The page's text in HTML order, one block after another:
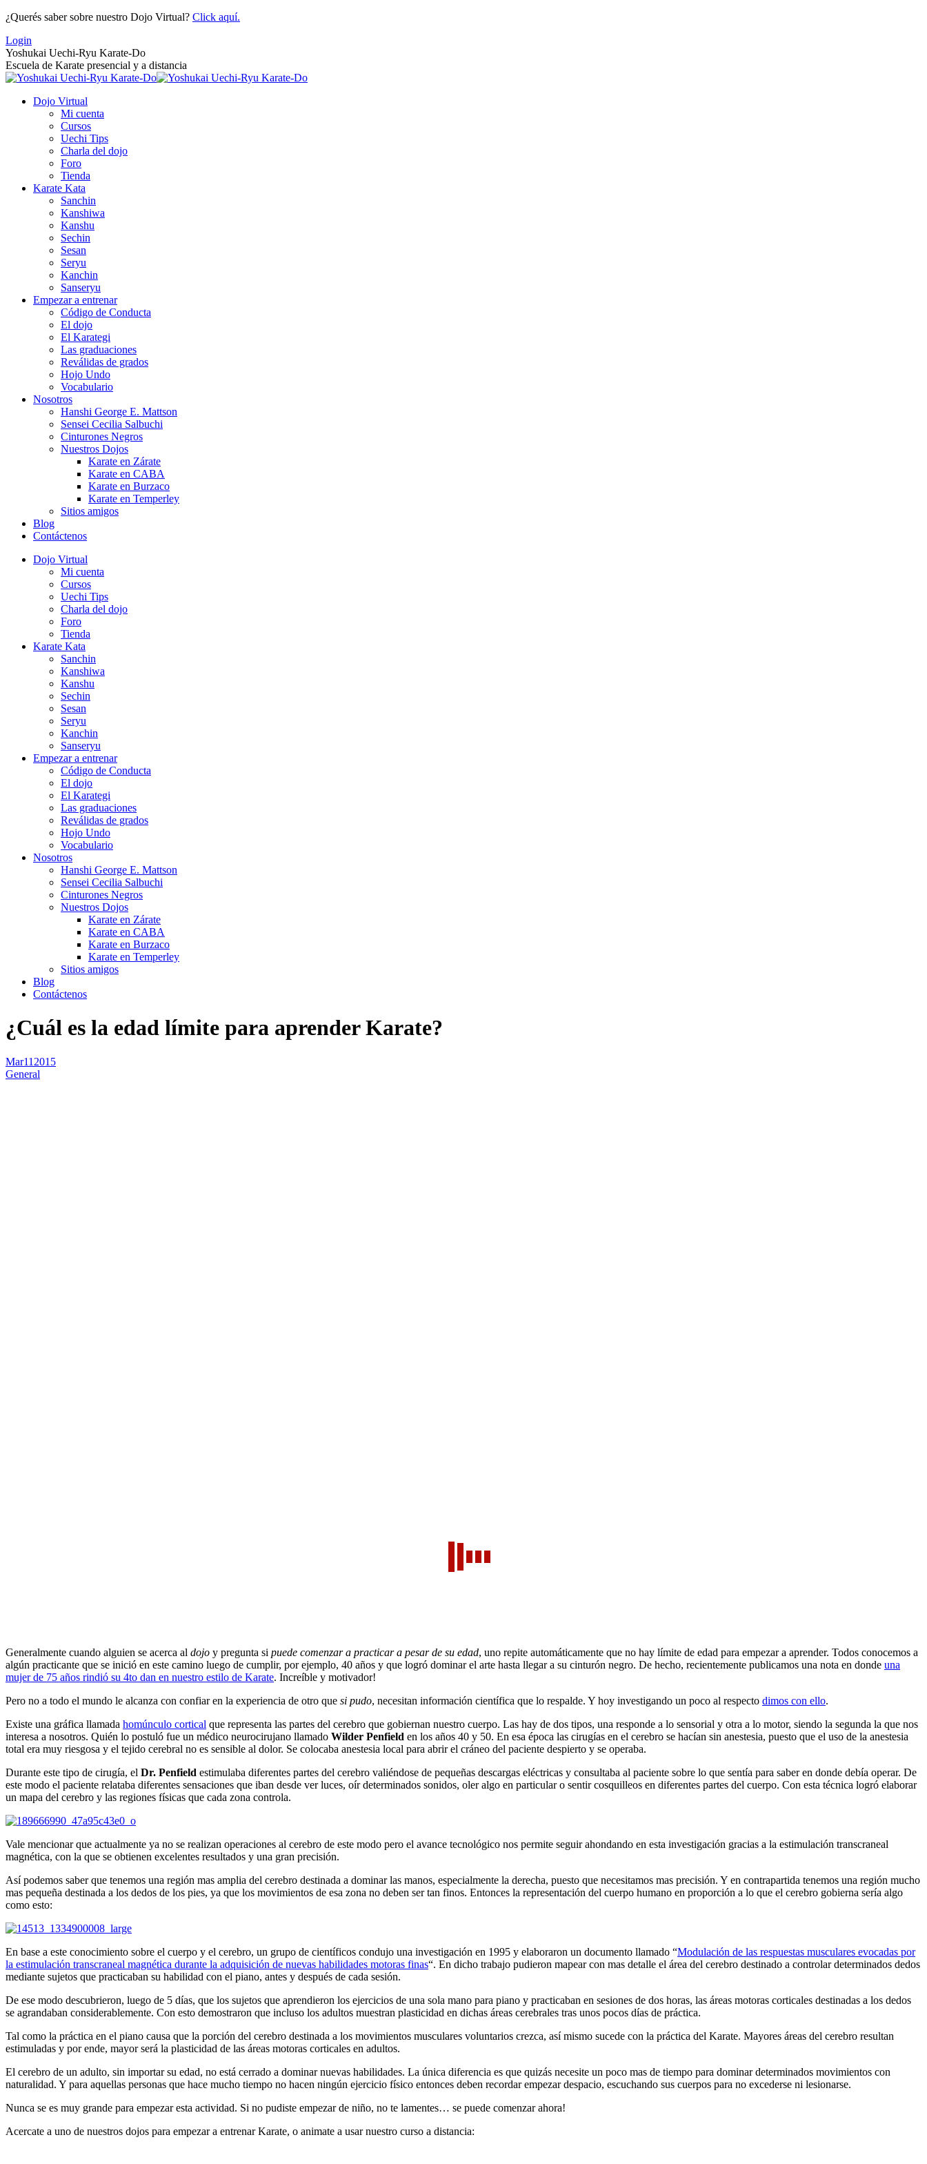
Saltar
contenido
¿Querés saber sobre nuestro Dojo Virtual? Click aquí.
Login
Yoshukai Uechi-Ryu Karate-Do
Escuela de Karate presencial y a distancia
Dojo Virtual
Mi cuenta
Cursos
Uechi Tips
Charla del dojo
Foro
Tienda
Karate Kata
Sanchin
Kanshiwa
Kanshu
Sechin
Sesan
Seryu
Kanchin
Sanseryu
Empezar a entrenar
Código de Conducta
El dojo
El Karategi
Las graduaciones
Reválidas de grados
Hojo Undo
Vocabulario
Nosotros
Hanshi George E. Mattson
Sensei Cecilia Salbuchi
Cinturones Negros
Nuestros Dojos
Karate en Zárate
Karate en CABA
Karate en Burzaco
Karate en Temperley
Sitios amigos
Blog
Contáctenos
Dojo Virtual
Mi cuenta
Cursos
Uechi Tips
Charla del dojo
Foro
Tienda
Karate Kata
Sanchin
Kanshiwa
Kanshu
Sechin
Sesan
Seryu
Kanchin
Sanseryu
Empezar a entrenar
Código de Conducta
El dojo
El Karategi
Las graduaciones
Reválidas de grados
Hojo Undo
Vocabulario
Nosotros
Hanshi George E. Mattson
Sensei Cecilia Salbuchi
Cinturones Negros
Nuestros Dojos
Karate en Zárate
Karate en CABA
Karate en Burzaco
Karate en Temperley
Sitios amigos
Blog
Contáctenos
¿Cuál es la edad límite para aprender Karate?
Mar11 2015
General
Generalmente cuando alguien se acerca al dojo y pregunta si puede comenzar a practicar a pesar de su edad, uno repite automáticamente que no hay límite de edad para empezar a aprender. Todos conocemos a
algún practicante que se inició en este camino luego de cumplir, por ejemplo, 40 años y que logró dominar el arte hasta llegar a su cinturón negro. De hecho, recientemente publicamos una nota en donde una
mujer de 75 años rindió su 4to dan en nuestro estilo de Karate. Increíble y motivador!
Pero no a todo el mundo le alcanza con confiar en la experiencia de otro que si pudo, necesitan información científica que lo respalde. Y hoy investigando un poco al respecto dimos con ello.
Existe una gráfica llamada homúnculo cortical que representa las partes del cerebro que gobiernan nuestro cuerpo. Las hay de dos tipos, una responde a lo sensorial y otra a lo motor, siendo la segunda la que nos
interesa a nosotros. Quién lo postuló fue un médico neurocirujano llamado Wilder Penfield en los años 40 y 50. En esa época las cirugías en el cerebro se hacían sin anestesia, puesto que el uso de la anestesia
total era muy riesgosa y el tejido cerebral no es sensible al dolor. Se colocaba anestesia local para abrir el cráneo del paciente despierto y se operaba.
Durante este tipo de cirugía, el Dr. Penfield estimulaba diferentes partes del cerebro valiéndose de pequeñas descargas eléctricas y consultaba al paciente sobre lo que sentía para saber en donde debía operar. De
este modo el paciente relataba diferentes sensaciones que iban desde ver luces, oír determinados sonidos, oler algo en particular o sentir cosquilleos en diferentes partes del cuerpo. Con esta técnica logró elaborar
un mapa del cerebro y las regiones físicas que cada zona controla.
Vale mencionar que actualmente ya no se realizan operaciones al cerebro de este modo pero el avance tecnológico nos permite seguir ahondando en esta investigación gracias a la estimulación transcraneal
magnética, con la que se obtienen excelentes resultados y una gran precisión.
Así podemos saber que tenemos una región mas amplia del cerebro destinada a dominar las manos, especialmente la derecha, puesto que necesitamos mas precisión. Y en contrapartida tenemos una región mucho
mas pequeña destinada a los dedos de los pies, ya que los movimientos de esa zona no deben ser tan finos. Entonces la representación del cuerpo humano en proporción a lo que el cerebro gobierna sería algo
como esto:
En base a este conocimiento sobre el cuerpo y el cerebro, un grupo de científicos condujo una investigación en 1995 y elaboraron un documento llamado “Modulación de las respuestas musculares evocadas por
la estimulación transcraneal magnética durante la adquisición de nuevas habilidades motoras finas“. En dicho trabajo pudieron mapear con mas detalle el área del cerebro destinado a controlar determinados dedos
mediante sujetos que practicaban su habilidad con el piano, antes y después de cada sesión.
De ese modo descubrieron, luego de 5 días, que los sujetos que aprendieron los ejercicios de una sola mano para piano y practicaban en sesiones de dos horas, las áreas motoras corticales destinadas a los dedos
se agrandaban considerablemente. Con esto demostraron que incluso los adultos muestran plasticidad en dichas áreas cerebrales tras unos pocos días de práctica.
Tal como la práctica en el piano causa que la porción del cerebro destinada a los movimientos musculares voluntarios crezca, así mismo sucede con la práctica del Karate. Mayores áreas del cerebro resultan
estimuladas y por ende, mayor será la plasticidad de las áreas motoras corticales en adultos.
El cerebro de un adulto, sin importar su edad, no está cerrado a dominar nuevas habilidades. La única diferencia es que quizás necesite un poco mas de tiempo para dominar determinados movimientos con
naturalidad. Y para aquellas personas que hace mucho tiempo no hacen ningún ejercicio físico entonces deben recordar empezar despacio, escuchando sus cuerpos para no excederse ni lesionarse.
Nunca se es muy grande para empezar esta actividad. Si no pudiste empezar de niño, no te lamentes… se puede comenzar ahora!
Acercate a uno de nuestros dojos para empezar a entrenar Karate, o animate a usar nuestro curso a distancia: